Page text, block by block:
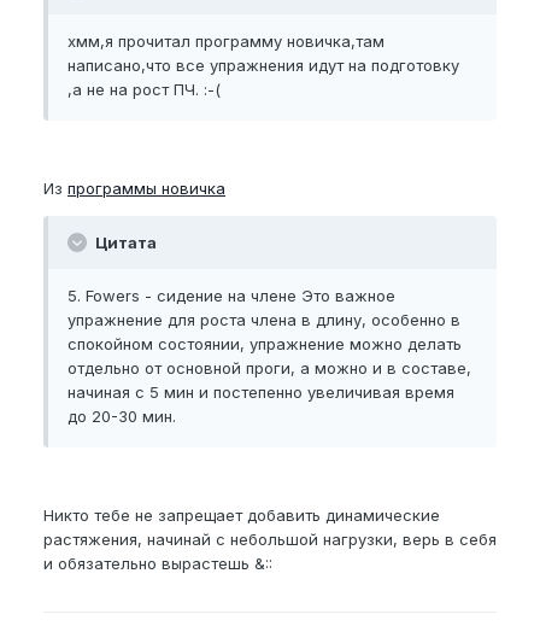
хмм,я прочитал программу новичка,там
написано,что все упражнения идут на подготовку
,а не на рост ПЧ. :-(
Из программы новичка
Цитата
5. Fowers - сидение на члене Это важное
упражнение для роста члена в длину, особенно в
спокойном состоянии, упражнение можно делать
отдельно от основной проги, а можно и в составе,
начиная с 5 мин и постепенно увеличивая время
до 20-30 мин.
Никто тебе не запрещает добавить динамические
растяжения, начинай с небольшой нагрузки, верь в себя
и обязательно вырастешь &::